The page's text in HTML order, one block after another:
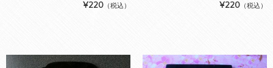
¥220 （税込） ¥220 （税込）